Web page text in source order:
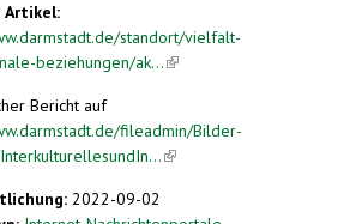
Artikel:
standort/vielfalt-
beziehungen/ak...(link is
Bericht auf
fileadmin/Bilder-
(link is
2022-09-02